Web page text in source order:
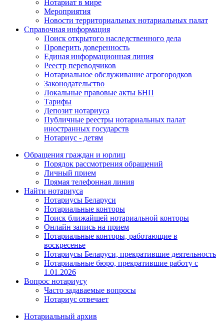
Нотариат в мире
Мероприятия
Новости территориальных нотариальных палат
Справочная информация
Поиск открытого наследственного дела
Проверить доверенность
Единая информационная линия
Реестр переводчиков
Нотариальное обслуживание агрогородков
Законодательство
Локальные правовые акты БНП
Тарифы
Депозит нотариуса
Публичные реестры нотариальных палат
иностранных государств
Нотариус - детям
Обращения граждан и юрлиц
Порядок рассмотрения обращений
Личный прием
Прямая телефонная линия
Найти нотариуса
Нотариусы Беларуси
Нотариальные конторы
Поиск ближайшей нотариальной конторы
Онлайн запись на прием
Нотариальные конторы, работающие в
воскресенье
Нотариусы Беларуси, прекратившие деятельность
Нотариальные бюро, прекратившие работу с
1.01.2026
Вопрос нотариусу
Часто задаваемые вопросы
Нотариус отвечает
Нотариальный архив